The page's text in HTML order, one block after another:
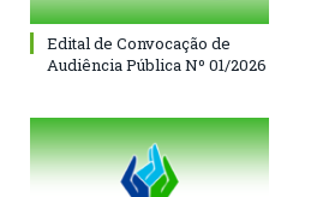
Edital de Convocação de
Audiência Pública Nº 01/2026